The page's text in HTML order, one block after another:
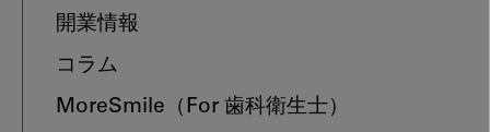
開業情報
コラム
MoreSmile （For 歯科衛生士）